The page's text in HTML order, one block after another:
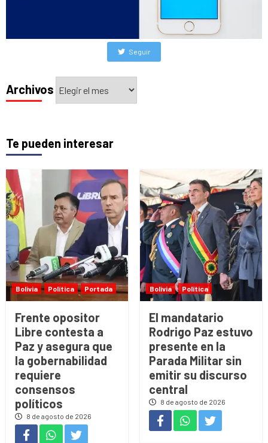
Seguir
Archivos
Archivos
Te pueden interesar
Bolivia Política Portada
Frente opositor
Libre contesta a
Paz y asegura que
la gobernabilidad
requiere
consensos
políticos
8 de agosto de 2026
Bolivia Política
El mandatario
Rodrigo Paz estuvo
presente en la
Parada Militar sin
emitir su discurso
central
8 de agosto de 2026